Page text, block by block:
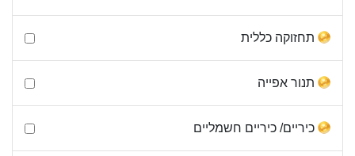
תחזוקה כללית
תנור אפייה
כיריים/ כיריים חשמליים